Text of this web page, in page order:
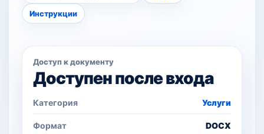
Инструкции
Доступ к документу
Доступен после входа
Категория Услуги
Формат DOCX